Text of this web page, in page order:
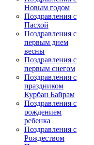
Новым годом
Поздравления с
Пасхой
Поздравления с
первым днем
весны
Поздравления с
первым снегом
Поздравления с
праздником
Курбан Байрам
Поздравления с
рождением
ребенка
Поздравления с
Рождеством